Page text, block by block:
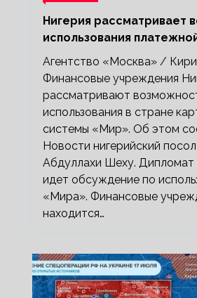
Нигерия рассматривает
использования
«Мир»
Агентство «Москва» /
Финансовые учреждения
рассматривают
использования в стране
системы «Мир». Об этом
Новости нигерийский
Абдуллахи Шеху. Дипломат
идет обсуждение по
«Мира». Финансовые
находится…